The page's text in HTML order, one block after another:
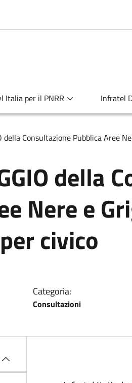
Italia per il PNRR Infratel
della Consultazione Pubblica Aree
della
Nere e
civico
Categoria:
Consultazioni